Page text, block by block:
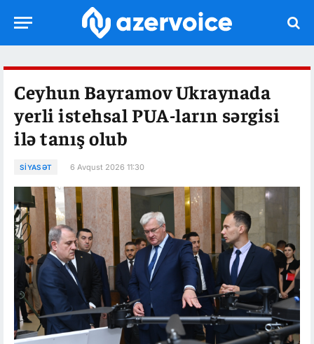
Ceyhun Bayramov Ukraynada
yerli istehsal PUA-ların sərgisi
ilə tanış olub
SIYASƏT 6 Avqust 2026 11:30